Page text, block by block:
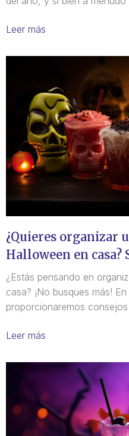
Leer más
¿Quieres organizar
Halloween en casa?
¿Estás pensando en
casa? ¡No busques más!
proporcionaremos
Leer más